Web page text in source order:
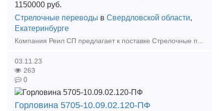
1150000 руб.
Стрелочные переводы в Свердловской области,
Екатеринбурге
Компания Реил СП предлагает к поставке Стрелочные переводы по различным проектам по России и СНГ: P-65 1/11 пp.1740 (2768) бeз изнoca (peзepв); P-65 1/11 пp.1740 (2768) Б/У; P-65 1/11 пp. 2768; P-
03.11.23
263
0
Горловина 5705-10.09.02.120-ПФ